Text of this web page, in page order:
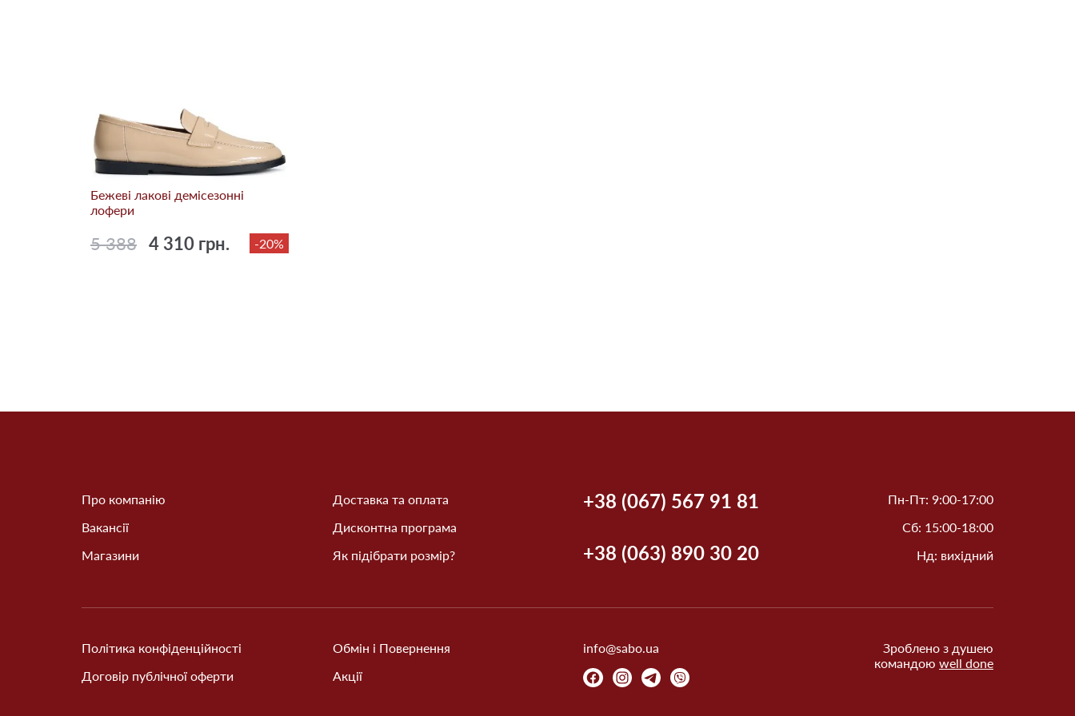
Бежевi лакові демісезонні
лофери
5 388 4 310 грн. -20%
Про компанію
Вакансії
Магазини
Доставка та оплата
Дисконтна програма
Як підібрати розмір?
Політика конфіденційності
Договір публічної оферти
Обмін і Повернення
Акції
+38 (067) 567 91 81
+38 (063) 890 30 20
Пн-Пт: 9:00-17:00
Сб: 15:00-18:00
Нд: вихідний
info@sabo.ua
Зроблено з душею
командою well done